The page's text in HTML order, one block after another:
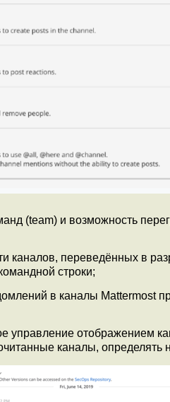
(team) и возможность
каналов, переведённых в
строки;
в каналы Mattermost
управление отображением
каналы,